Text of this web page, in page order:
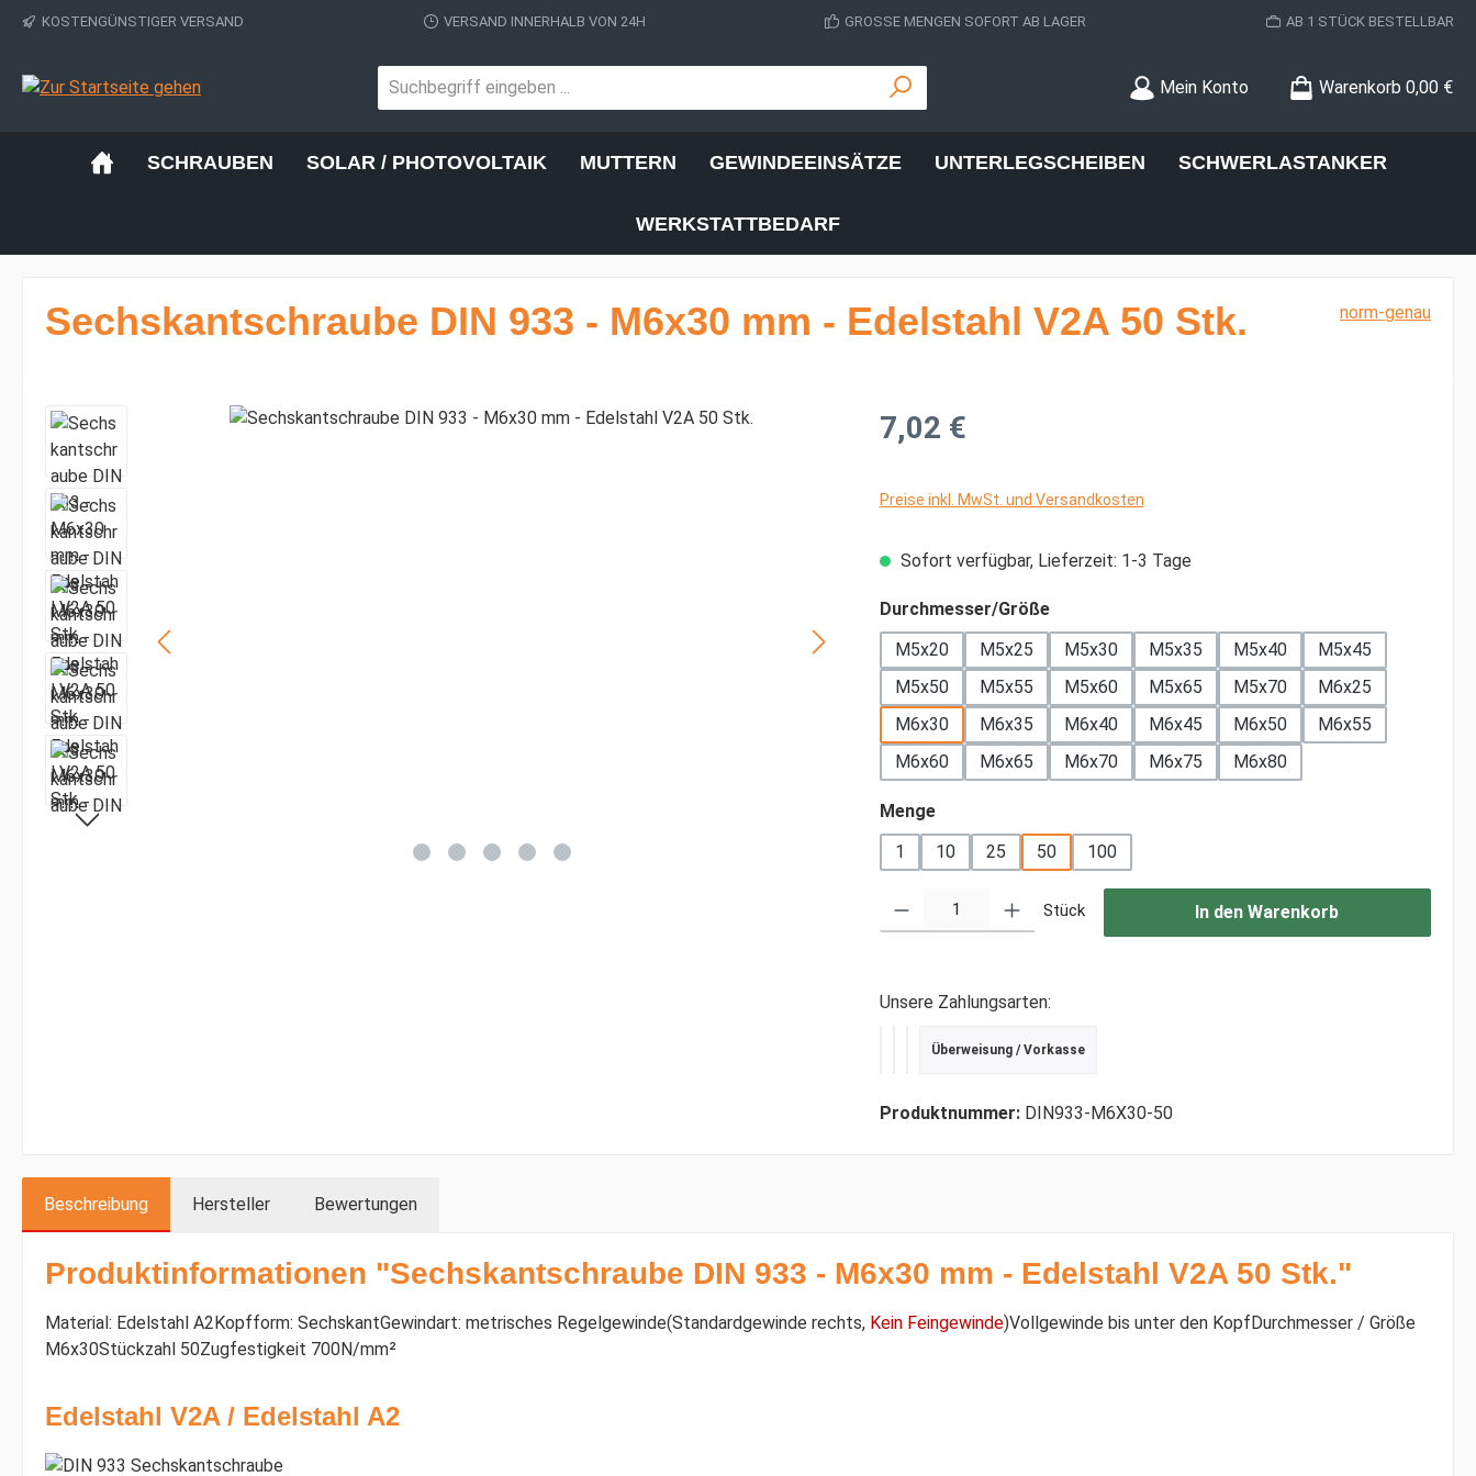
Hauptinhalt springen
Zur Suche springen
Zur Hauptnavigation springen
KOSTENGÜNSTIGER VERSAND VERSAND INNERHALB VON 24H GROSSE MENGEN SOFORT AB LAGER AB 1 STÜCK BESTELLBAR
Mein Konto Warenkorb 0,00 €
SCHRAUBEN SOLAR / PHOTOVOLTAIK MUTTERN GEWINDEEINSÄTZE UNTERLEGSCHEIBEN SCHWERLASTANKER
WERKSTATTBEDARF
Sechskantschraube DIN 933 - M6x30 mm - Edelstahl V2A 50 Stk. norm-genau
Bildergalerie überspringen Regulärer Preis:
7,02 €
Preise inkl. MwSt. und Versandkosten
Sofort verfügbar, Lieferzeit: 1-3 Tage
Durchmesser/Größeauswählen
M5x20
M5x25 M5x30 M5x35 M5x40
M5x45
M5x50
M5x55 M5x60 M5x65 M5x70
M6x25
M6x30
M6x35 M6x40 M6x45 M6x50
M6x55
M6x60
M6x65 M6x70 M6x75 M6x80
Mengeauswählen
1
10 25 50 100
Stück In den Warenkorb
Unsere Zahlungsarten:
Überweisung / Vorkasse
Produktnummer: DIN933-M6X30-50
Beschreibung Hersteller Bewertungen
Produktinformationen "Sechskantschraube DIN 933 - M6x30 mm - Edelstahl V2A 50 Stk."
Material: Edelstahl A2Kopfform: SechskantGewindart: metrisches Regelgewinde(Standardgewinde rechts, Kein Feingewinde)Vollgewinde bis unter den KopfDurchmesser / Größe
M6x30Stückzahl 50Zugfestigkeit 700N/mm²
Edelstahl V2A / Edelstahl A2